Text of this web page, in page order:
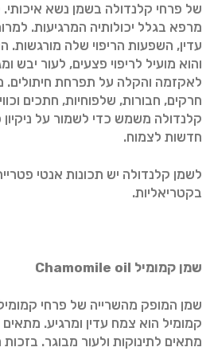
של פרחי קלנדולה בשמן נשא
מרפא בגלל יכולותיה המרגיעות.
עדין, השפעות הריפוי שלה מורגשות.
והוא מועיל לריפוי פצעים, לעור יבש
לאקזמה והקלה על תפרחת חיתולים.
חרקים, חבורות, שלפוחיות, חתכים
קלנדולה משמש כדי לשמור על
חדשות לצמוח.
לשמן קלנדולה יש תכונות אנטי
בקטריאליות.
שמן קמומיל Chamomile oil
שמן המופק מהשרייה של פרחי
קמומיל הוא צמח עדין ומרגיע. מתאים
מתאים לתינוקות ולעור מבוגר.